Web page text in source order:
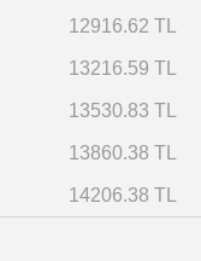
12916.62 TL
13216.59 TL
13530.83 TL
13860.38 TL
14206.38 TL